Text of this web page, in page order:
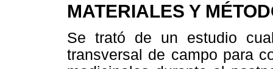
MATERIALES Y
Se trató de un estudio
transversal de campo para